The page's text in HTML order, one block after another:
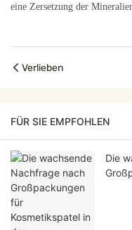
eine Zersetzung der
Verlieben
FÜR SIE EMPFOHLEN
Die